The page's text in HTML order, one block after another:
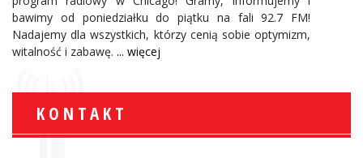
bawimy od poniedziałku do piątku na fali 92.7 FM!
Nadajemy dla wszystkich, którzy cenią sobie optymizm,
witalność i zabawę. ... więcej
KONTAKT